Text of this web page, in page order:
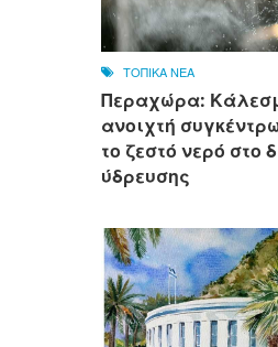
ΤΟΠΙΚΑ ΝΕΑ
Περαχώρα:
ανοιχτή
το ζεστό νερό στο
ύδρευσης